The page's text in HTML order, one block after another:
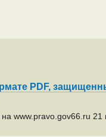
PDF,
www.pravo.gov66.ru 21